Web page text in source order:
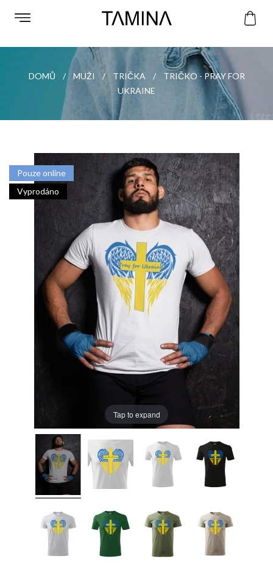
DOMŮ MUŽI TRIČKA
TRIČKO - PRAY FOR
UKRAINE
Pouze online
Vyprodáno
Tap to expand